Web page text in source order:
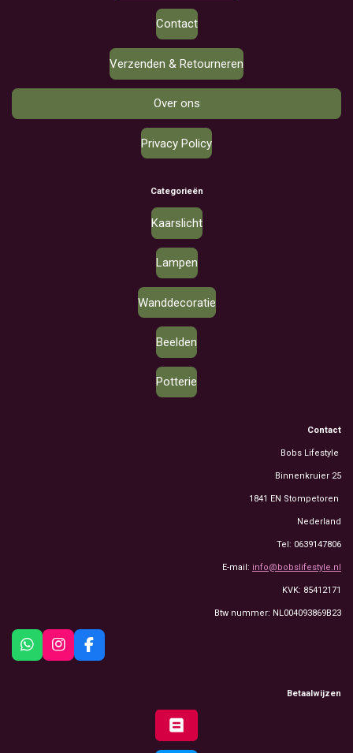
Contact
Verzenden & Retourneren
Over ons
Privacy Policy
Categorieën
Kaarslicht
Lampen
Wanddecoratie
Beelden
Potterie
Contact
Bobs Lifestyle
Binnenkruier 25
1841 EN Stompetoren
Nederland
Tel: 0639147806
E-mail: info@bobslifestyle.nl
KVK: 85412171
Btw nummer: NL004093869B23
W
h
I
n
F
a
Betaalwijzen